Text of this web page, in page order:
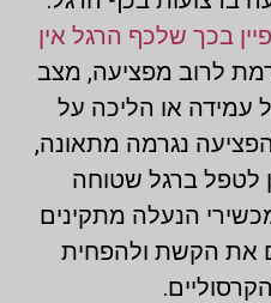
בכך שלכף הרגל אין
לרוב מפציעה, מצב
עמידה או הליכה על
נגרמה מתאונה,
לטפל ברגל שטוחה
הנעלה מתקינים
את הקשת ולהפחית